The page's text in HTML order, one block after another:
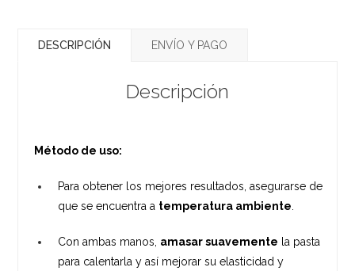
DESCRIPCIÓN ENVÍO Y PAGO
Descripción
Método de uso:
Para obtener los mejores resultados, asegurarse de
que se encuentra a temperatura ambiente
Con ambas manos, amasar suavemente la pasta
para calentarla y así mejorar su elasticidad y